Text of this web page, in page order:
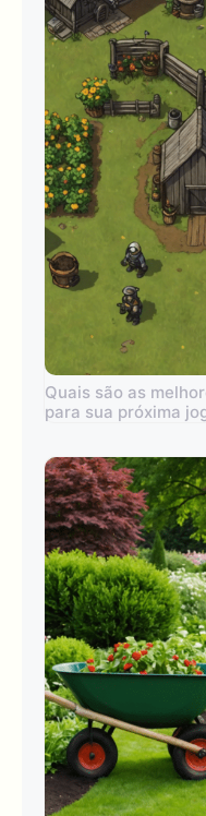
Quais são as
para sua próxima